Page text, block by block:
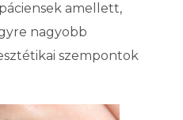
amellett,
nagyobb
szempontok